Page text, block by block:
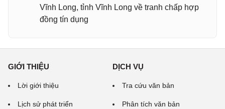
Vĩnh Long, tỉnh Vĩnh Long về tranh chấp hợp
đồng tín dụng
GIỚI THIỆU
Lời giới thiệu
Lịch sử phát triển
DỊCH VỤ
Tra cứu văn bản
Phân tích văn bản